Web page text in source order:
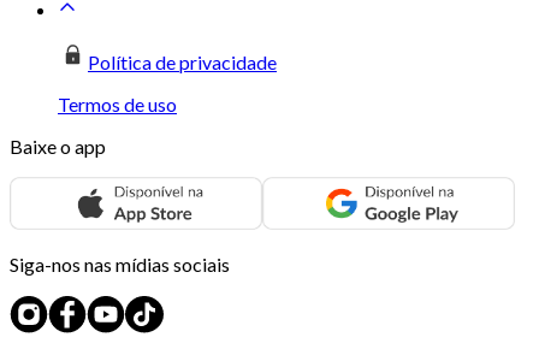
Política de privacidade
Termos de uso
Baixe o app
Siga-nos nas mídias sociais